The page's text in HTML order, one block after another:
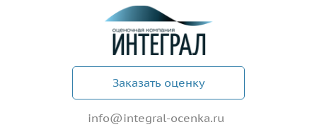
Заказать оценку
info@integral-ocenka.ru